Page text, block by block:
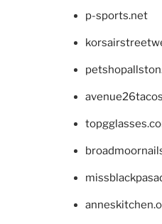
p-sports.net